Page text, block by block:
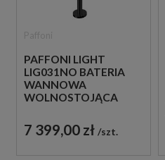
PAFFONI LIGHT
LIG031NO BATERIA
WANNOWA
WOLNOSTOJĄCA
7 399,00 zł szt.